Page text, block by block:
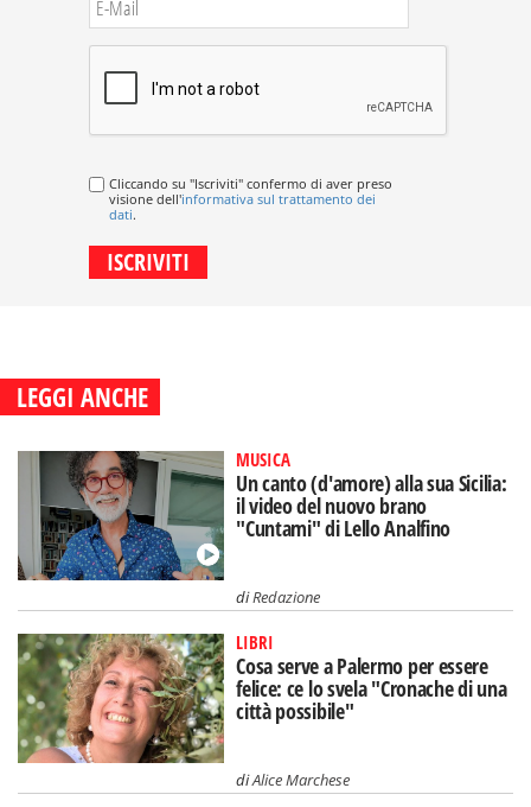
Cliccando su "Iscriviti" confermo di aver preso
visione dell'informativa sul trattamento dei
dati.
LEGGI ANCHE
MUSICA
Un canto (d'amore) alla sua Sicilia:
il video del nuovo brano
"Cuntami" di Lello Analfino
diRedazione
LIBRI
Cosa serve a Palermo per essere
felice: ce lo svela "Cronache di una
città possibile"
diAlice Marchese